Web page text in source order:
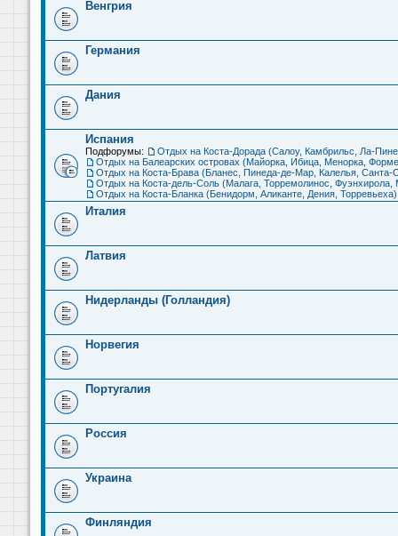
Венгрия
Германия
Дания
Испания
Подфорумы: Отдых на Коста-Дорада (Салоу, Камбрильс, Ла-
Отдых на Балеарских островах (Майорка, Ибица, Менорка,
Отдых на Коста-Брава (Бланес, Пинеда-де-Мар, Калелья, Санта-
Отдых на Коста-дель-Соль (Малага, Торремолинос, Фуэнхирола,
Отдых на Коста-Бланка (Бенидорм, Аликанте, Дения, Торревьеха)
Италия
Латвия
Нидерланды (Голландия)
Норвегия
Португалия
Россия
Украина
Финляндия